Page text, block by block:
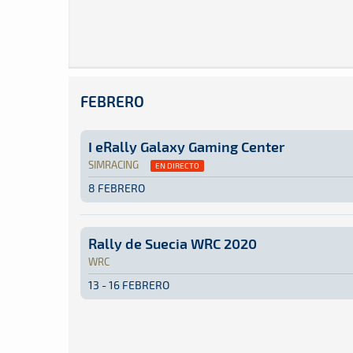
FEBRERO
I eRally Galaxy Gaming Center
SIMRACING EN DIRECTO
8 FEBRERO
SimRacing · I eRally Galaxy Gaming Center
Las Palmas de Gran Canaria Las Palmas de
Rally de Suecia WRC 2020
WRC
13 - 16 FEBRERO
WRC · Rally de Suecia WRC 2020: Aquí
Suecia Suecia